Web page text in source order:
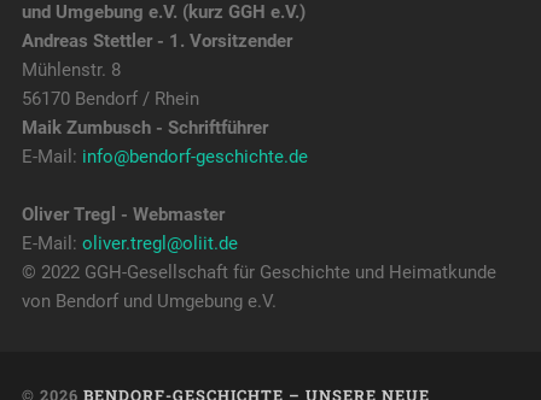
und Umgebung e.V. (kurz GGH e.V.)
Andreas Stettler - 1. Vorsitzender
Mühlenstr. 8
56170 Bendorf / Rhein
Maik Zumbusch - Schriftführer
E-Mail: info@bendorf-geschichte.de
Oliver Tregl - Webmaster
E-Mail: oliver.tregl@oliit.de
© 2022 GGH-Gesellschaft für Geschichte und Heimatkunde
von Bendorf und Umgebung e.V.
© 2026 BENDORF-GESCHICHTE – UNSERE NEUE